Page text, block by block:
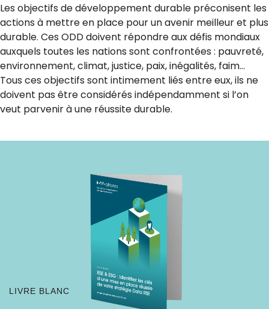
Les objectifs de développement durable préconisent les
actions à mettre en place pour un avenir meilleur et plus
durable. Ces ODD doivent répondre aux défis mondiaux
auxquels toutes les nations sont confrontées : pauvreté,
environnement, climat, justice, paix, inégalités, faim…
Tous ces objectifs sont intimement liés entre eux, ils ne
doivent pas être considérés indépendamment si l’on
veut parvenir à une réussite durable.
LIVRE BLANC